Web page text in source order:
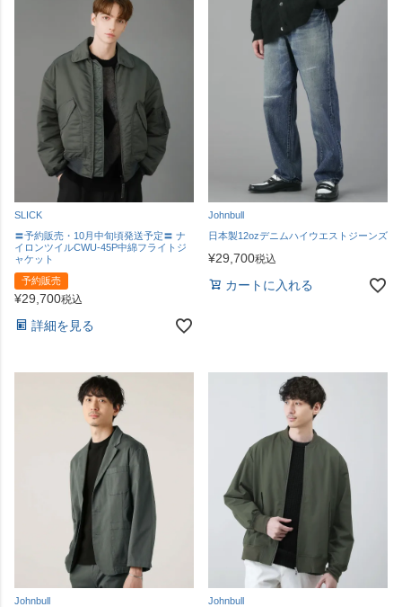
SLICK
〓予約販売・10月中旬頃発送予定〓 ナ
イロンツイルCWU-45P中綿フライトジ
ャケット
予約販売
¥29,700税込
詳細を見る
Johnbull
日本製12ozデニムハイウエストジーンズ
¥29,700税込
カートに入れる
Johnbull
Johnbull